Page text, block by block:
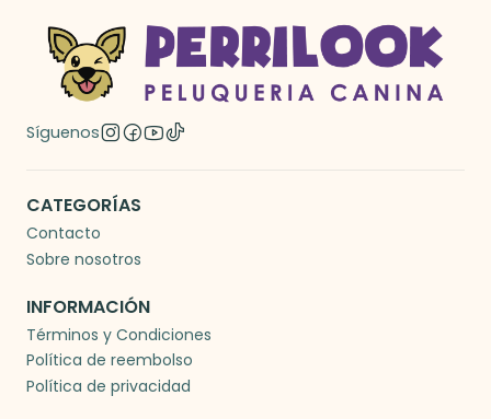
Síguenos
CATEGORÍAS
Contacto
Sobre nosotros
INFORMACIÓN
Términos y Condiciones
Política de reembolso
Política de privacidad